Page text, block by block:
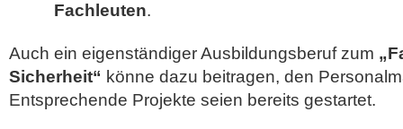
Fachleuten.
Auch ein eigenständiger Ausbildungsberuf zum
Sicherheit“ könne dazu beitragen, den
Entsprechende Projekte seien bereits gestartet.